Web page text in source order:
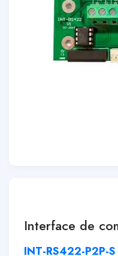
Interface de
INT-RS422-P2P-S